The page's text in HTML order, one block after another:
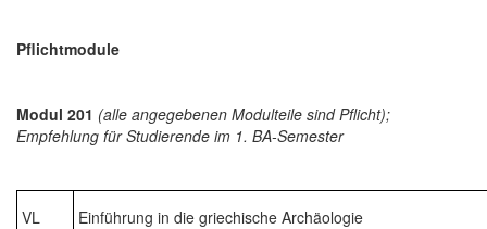
Pflichtmodule
Modul 201 (alle angegebenen Modulteile sind Pflicht);
Empfehlung für Studierende im 1. BA-Semester
VL Einführung in die griechische Archäologie